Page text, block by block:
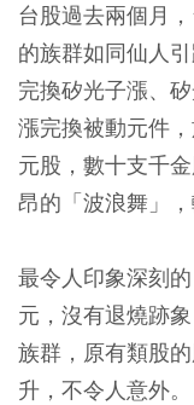
台股過去兩個月
的族群如同仙人
完換矽光子漲、
漲完換被動元件
元股，數十支千
昂的「波浪舞」，
最令人印象深刻
元，沒有退燒跡
族群，原有類股
升，不令人意外。